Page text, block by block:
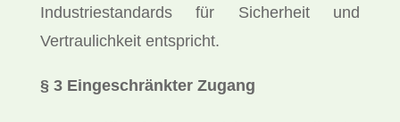
Industriestandards für Sicherheit und
Vertraulichkeit entspricht.
§ 3 Eingeschränkter Zugang